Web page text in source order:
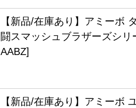
【新品/在庫あり】アミーボ
闘スマッシュブラザーズシリ
AABZ]
【新品/在庫あり】アミーボ